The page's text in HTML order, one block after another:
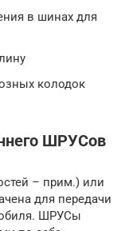
в шинах для
колодок
ШРУСов
– прим.) или
для передачи
ШРУСы